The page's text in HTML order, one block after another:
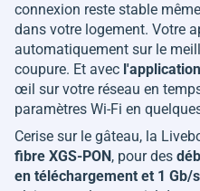
connexion reste stable
dans votre logement. Votre
automatiquement sur le
coupure. Et avec
œil sur votre réseau en
paramètres Wi-Fi en
Cerise sur le gâteau, la
fibre XGS-PON , pour des
en téléchargement et 1 Gb/